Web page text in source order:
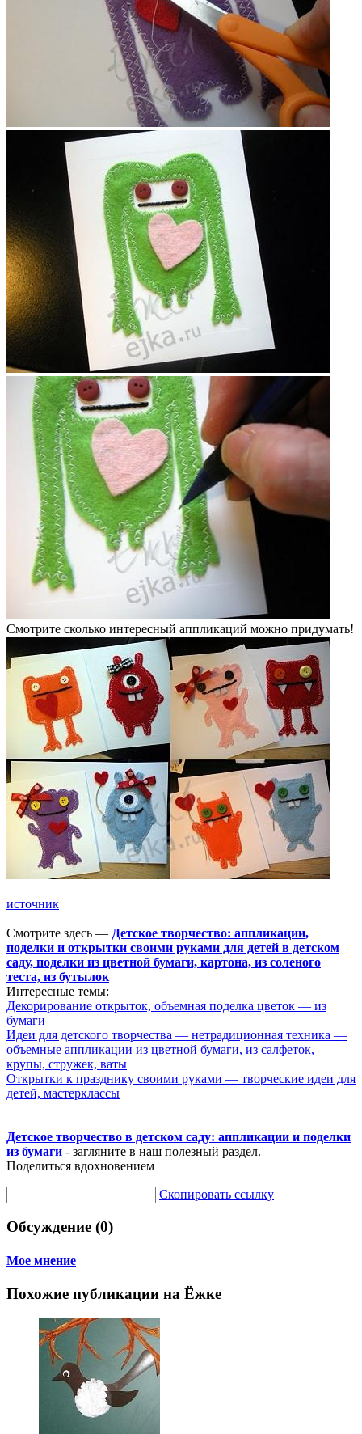
Смотрите сколько интересный аппликаций можно придумать!
источник
Смотрите здесь — Детское творчество: аппликации,
поделки и открытки своими руками для детей в детском
саду, поделки из цветной бумаги, картона, из соленого
теста, из бутылок
Интересные темы:
Декорирование открыток, объемная поделка цветок — из
бумаги
Идеи для детского творчества — нетрадиционная техника —
объемные аппликации из цветной бумаги, из салфеток,
крупы, стружек, ваты
Открытки к празднику своими руками — творческие идеи для
детей, мастерклассы
Детское творчество в детском саду: аппликации и поделки
из бумаги - загляните в наш полезный раздел.
Поделиться вдохновением
Скопировать ссылку
Обсуждение (0)
Мое мнение
Похожие публикации на Ёжке